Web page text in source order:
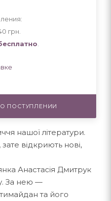
грн
ПОСТУПЛЕНИИ
нашої літератури.
відкриють нові,
Анастасія Дмитрук
За нею —
та його